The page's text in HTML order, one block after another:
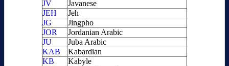
JV
Javanese
JEH
Jeh
JG
Jingpho
JOR
Jordanian Arabic
JU
Juba Arabic
KAB
Kabardian
KB
Kabyle